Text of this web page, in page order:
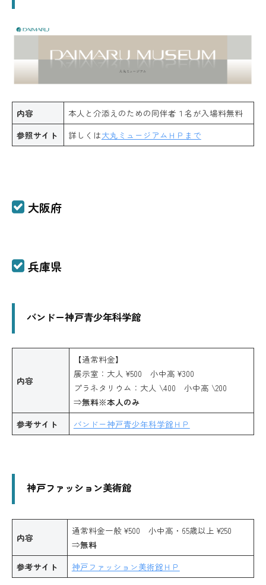
内容
本人と介添えのための同伴者１名が入場料無料
参照サイト
詳しくは大丸ミュージアムＨＰまで
大阪府
兵庫県
バンドー神戸青少年科学館
内容
【通常料金】
展示室：大人 ¥500 小中高 ¥300
プラネタリウム：大人 \400 小中高 \200
⇒無料※本人のみ
参考サイト
バンドー神戸青少年科学館ＨＰ
神戸ファッション美術館
内容
通常料金一般 ¥500 小中高・65歳以上 ¥250
⇒無料
参考サイト
神戸ファッション美術館ＨＰ